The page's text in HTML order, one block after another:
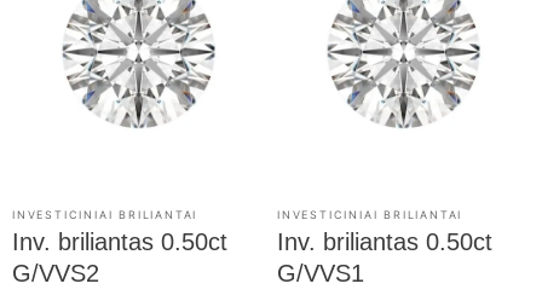
INVESTICINIAI BRILIANTAI
Inv. briliantas 0.50ct
G/VVS2
INVESTICINIAI BRILIANTAI
Inv. briliantas 0.50ct
G/VVS1